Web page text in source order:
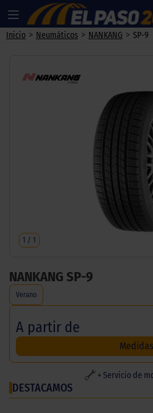
Inicio > Neumáticos > NANKANG > SP-9
1 / 1
NANKANG SP-9
Verano
A partir de
Medidas
+ Servicio de
DESTACAMOS